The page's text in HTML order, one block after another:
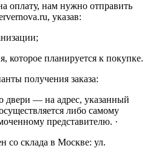
оплату, нам нужно отправить
указав:
которое планируется к покупке.
получения заказа:
двери — на адрес, указанный
либо самому
представителю. ·
со склада в Москве: ул.